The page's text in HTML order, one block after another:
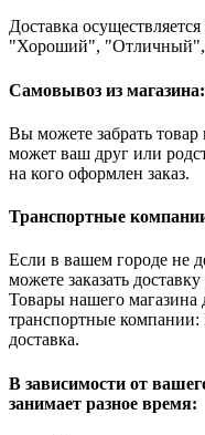
Доставка
"Хороший",
Самовывоз из магазина:
Вы можете забрать
может ваш друг или
на кого оформлен заказ.
Транспортные
Если в вашем городе не
можете заказать
Товары нашего магазина
транспортные
доставка.
В зависимости от
занимает разное время: